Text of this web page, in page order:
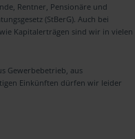
Rentner, Pensionäre und
(StBerG). Auch bei
Kapitalerträgen sind wir in vielen
Gewerbebetrieb, aus
Einkünften dürfen wir leider